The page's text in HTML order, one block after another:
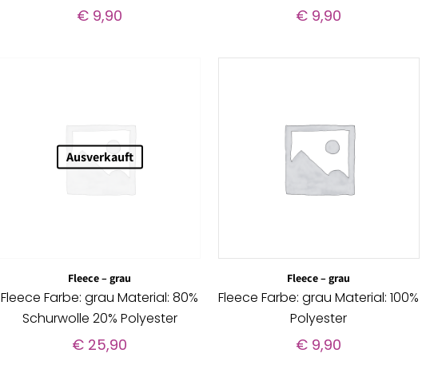
€ 9,90 € 9,90
Ausverkauft
Fleece – grau
Fleece Farbe: grau Material: 80%
Schurwolle 20% Polyester
€ 25,90
Fleece – grau
Fleece Farbe: grau Material: 100%
Polyester
€ 9,90